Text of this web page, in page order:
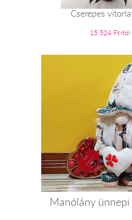
Cserepes
15 524 Ft-tól
Manólány